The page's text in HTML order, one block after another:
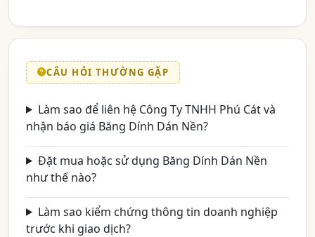
CÂU HỎI THƯỜNG GẶP
Làm sao để liên hệ Công Ty TNHH Phú Cát và
nhận báo giá Băng Dính Dán Nền?
Đặt mua hoặc sử dụng Băng Dính Dán Nền
như thế nào?
Làm sao kiểm chứng thông tin doanh nghiệp
trước khi giao dịch?